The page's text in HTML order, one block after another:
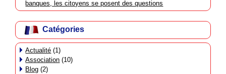
banques, les citoyens se posent des questions
Catégories
Actualité (1)
Association (10)
Blog (2)